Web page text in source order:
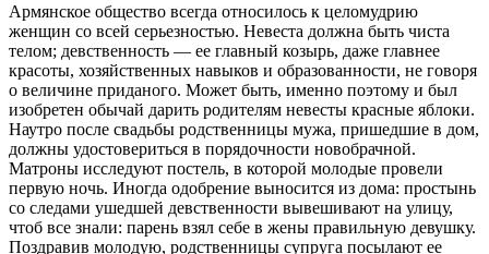
Армянское общество всегда относилось к целомудрию
женщин со всей серьезностью. Невеста должна быть чиста
телом; девственность — ее главный козырь, даже главнее
красоты, хозяйственных навыков и образованности, не говоря
о величине приданого. Может быть, именно поэтому и был
изобретен обычай дарить родителям невесты красные яблоки.
Наутро после свадьбы родственницы мужа, пришедшие в дом,
должны удостовериться в порядочности новобрачной.
Матроны исследуют постель, в которой молодые провели
первую ночь. Иногда одобрение выносится из дома: простынь
со следами ушедшей девственности вывешивают на улицу,
чтоб все знали: парень взял себе в жены правильную девушку.
Поздравив молодую, родственницы супруга посылают ее